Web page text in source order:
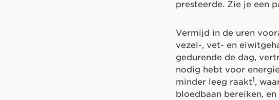
presteerde. Zie je een
Vermijd in de uren
vezel-, vet- en
gedurende de dag,
nodig hebt voor
minder leeg raakt1,
bloedbaan bereiken,